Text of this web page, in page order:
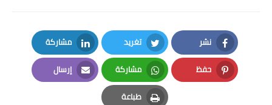
نشر
Facebook
تغريد
Twitter
مشاركة
LinkedIn
حفظ
Pinterest
مشاركة
Whatsapp
إرسال
Email
طباعة